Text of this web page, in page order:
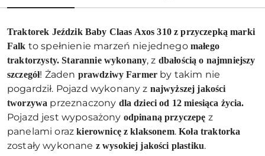
Traktorek Jeździk Baby Claas Axos 310 z przyczepką marki
Falk to spełnienie marzeń niejednego małego
traktorzysty. Starannie wykonany, z dbałością o najmniejszy
szczegół! Żaden prawdziwy Farmer by takim nie
pogardził. Pojazd wykonany z najwyższej jakości
tworzywa przeznaczony dla dzieci od 12 miesiąca życia.
Pojazd jest wyposażony odpinaną przyczepę z
panelami orazkierownicę z klaksonem.Koła traktorka
zostały wykonane z wysokiej jakości plastiku.